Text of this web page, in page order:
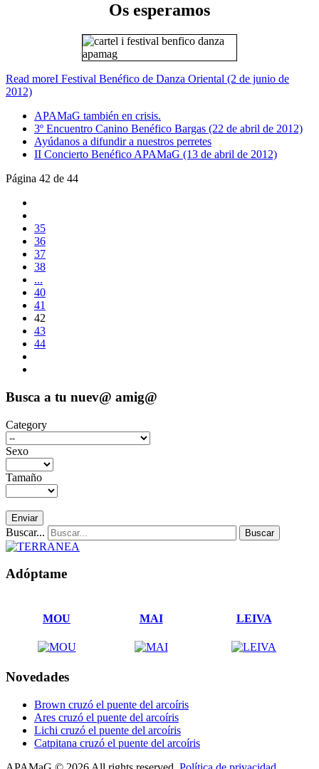
Os esperamos
Read moreI Festival Benéfico de Danza Oriental (2 de junio de
2012)
APAMaG también en crisis.
3º Encuentro Canino Benéfico Bargas (22 de abril de 2012)
Ayúdanos a difundir a nuestros perretes
II Concierto Benéfico APAMaG (13 de abril de 2012)
Página 42 de 44
35
36
37
38
...
40
41
42
43
44
Busca a tu nuev@ amig@
Category
Sexo
Tamaño
Buscar... Buscar
Adóptame
MOU MAI LEIVA
Novedades
Brown cruzó el puente del arcoíris
Ares cruzó el puente del arcoíris
Lichi cruzó el puente del arcoíris
Catpitana cruzó el puente del arcoíris